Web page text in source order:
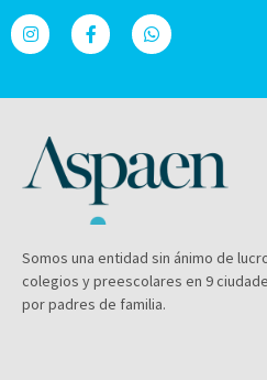
Somos una entidad sin ánimo de
colegios y preescolares en 9
por padres de familia.